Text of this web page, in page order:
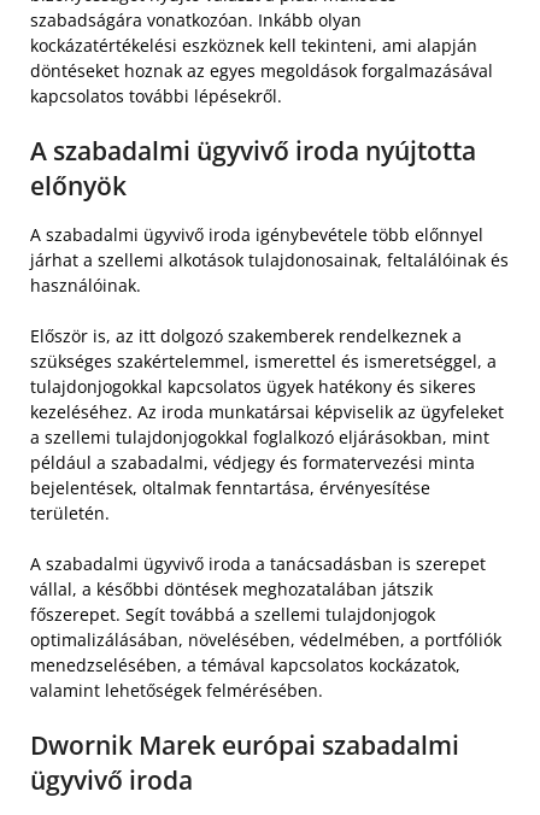
szabadságára vonatkozóan. Inkább olyan
kockázatértékelési eszköznek kell tekinteni, ami alapján
döntéseket hoznak az egyes megoldások forgalmazásával
kapcsolatos további lépésekről.
A szabadalmi ügyvivő iroda nyújtotta
előnyök
A szabadalmi ügyvivő iroda igénybevétele több előnnyel
járhat a szellemi alkotások tulajdonosainak, feltalálóinak és
használóinak.
Először is, az itt dolgozó szakemberek rendelkeznek a
szükséges szakértelemmel, ismerettel és ismeretséggel, a
tulajdonjogokkal kapcsolatos ügyek hatékony és sikeres
kezeléséhez. Az iroda munkatársai képviselik az ügyfeleket
a szellemi tulajdonjogokkal foglalkozó eljárásokban, mint
például a szabadalmi, védjegy és formatervezési minta
bejelentések, oltalmak fenntartása, érvényesítése
területén.
A szabadalmi ügyvivő iroda a tanácsadásban is szerepet
vállal, a későbbi döntések meghozatalában játszik
főszerepet. Segít továbbá a szellemi tulajdonjogok
optimalizálásában, növelésében, védelmében, a portfóliók
menedzselésében, a témával kapcsolatos kockázatok,
valamint lehetőségek felmérésében.
Dwornik Marek európai szabadalmi
ügyvivő iroda